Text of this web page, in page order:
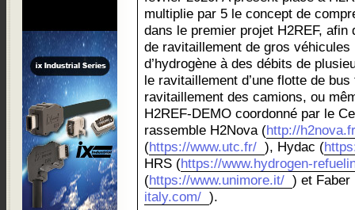
multiplie par 5 le concept de
dans le premier projet H2REF,
de ravitaillement de gros
d’hydrogène à des débits de
le ravitaillement d’une flotte de
ravitaillement des camions, ou
H2REF-DEMO coordonné par le
rassemble H2Nova (http://
(https://www.utc.fr/ ), Hydac (
HRS (https://www.hydrogen-
(https://www.unimore.it/ ) et Faber
italy.com/ ).